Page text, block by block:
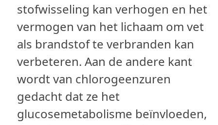
stofwisseling kan verhogen en het
vermogen van het lichaam om vet
als brandstof te verbranden kan
verbeteren. Aan de andere kant
wordt van chlorogeenzuren
gedacht dat ze het
glucosemetabolisme beïnvloeden,